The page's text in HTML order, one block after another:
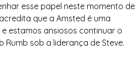
esse papel neste momento de
que a Amsted é uma
estamos ansiosos continuar o
Rumb sob a liderança de Steve.